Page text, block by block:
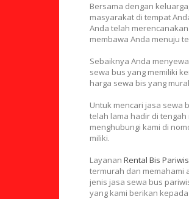
Bersama dengan
masyarakat di tempat
Anda telah
membawa Anda menuju
Sebaiknya Anda
sewa bus yang memiliki
harga sewa bis yang
Untuk mencari jasa sewa
telah lama hadir di
menghubungi kami di
miliki.
Layanan Rental Bis
termurah dan memahami
jenis jasa sewa bus
yang kami berikan